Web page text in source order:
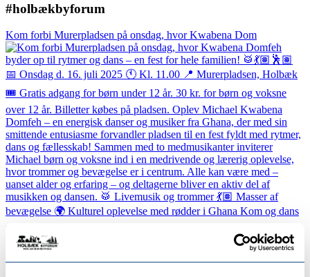
#holbækbyforum
Kom forbi Murerpladsen på onsdag, hvor Kwabena Dom